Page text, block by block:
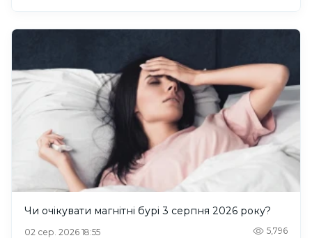
Чи очікувати магнітні бурі 3 серпня 2026 року?
02 сер. 2026 18:55 5,796